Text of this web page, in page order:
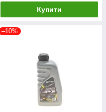
Купити
–10%